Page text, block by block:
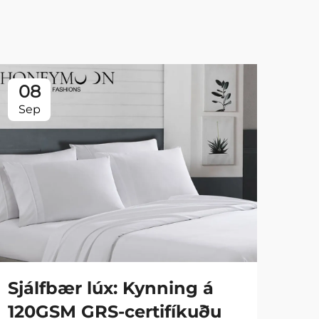
08
Sep
Sjálfbær lúx: Kynning á
120GSM GRS-certifíkuðu